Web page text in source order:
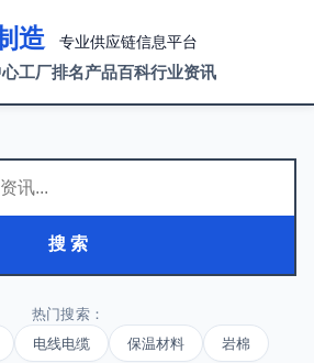
造 专业供应链信息平台
工厂排名产品百科行业资讯
搜 索
热门搜索：
电线电缆 保温材料 岩棉